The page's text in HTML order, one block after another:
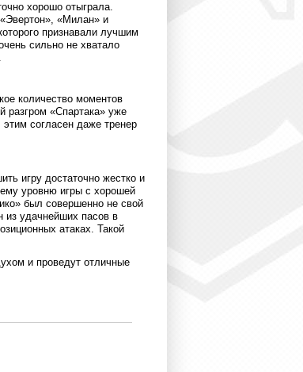
хорошо отыграла.
«Милан» и
признавали лучшим
сильно не хватало
количество моментов
«Спартака» уже
согласен даже тренер
игру достаточно жестко и
уровню игры с хорошей
был совершенно не свой
из удачнейших пасов в
атаках. Такой
и проведут отличные